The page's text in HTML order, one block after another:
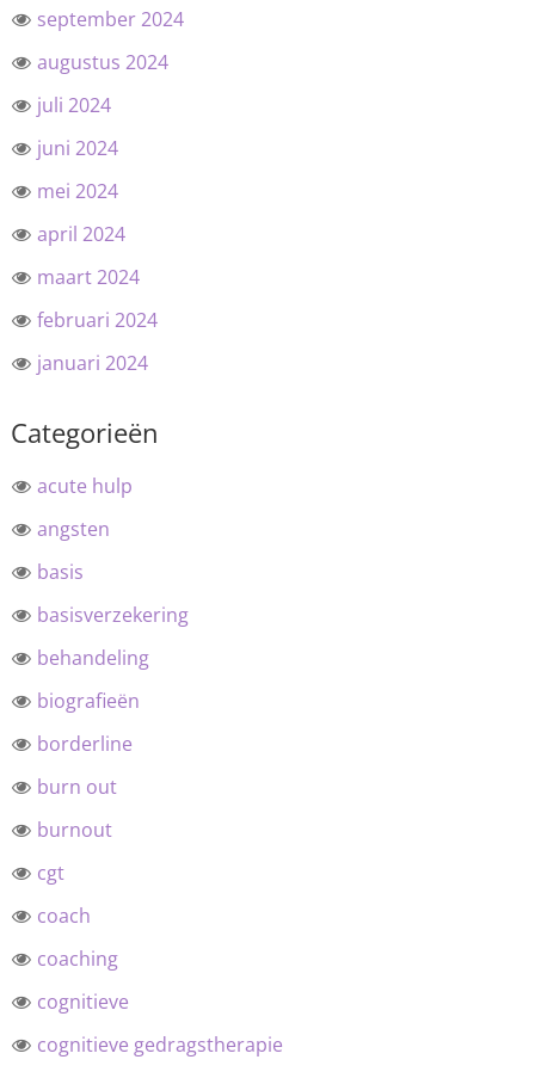
september 2024
augustus 2024
juli 2024
juni 2024
mei 2024
april 2024
maart 2024
februari 2024
januari 2024
Categorieën
acute hulp
angsten
basis
basisverzekering
behandeling
biografieën
borderline
burn out
burnout
cgt
coach
coaching
cognitieve
cognitieve gedragstherapie